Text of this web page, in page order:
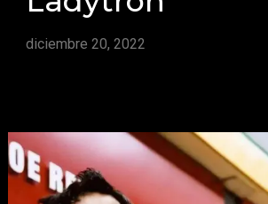
diciembre 20, 2022